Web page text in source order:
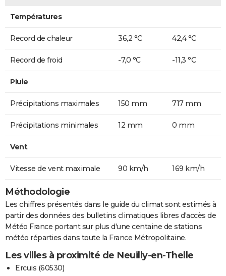
Températures
Record de chaleur 36,2 °C 42,4 °C
Record de froid -7,0 °C -11,3 °C
Pluie
Précipitations maximales 150 mm 717 mm
Précipitations minimales 12 mm 0 mm
Vent
Vitesse de vent maximale 90 km/h 169 km/h
Méthodologie
Les chiffres présentés dans le guide du climat sont estimés à
partir des données des bulletins climatiques libres d'accès de
Météo France portant sur plus d'une centaine de stations
météo réparties dans toute la France Métropolitaine.
Les villes à proximité de Neuilly-en-Thelle
Ercuis (60530)